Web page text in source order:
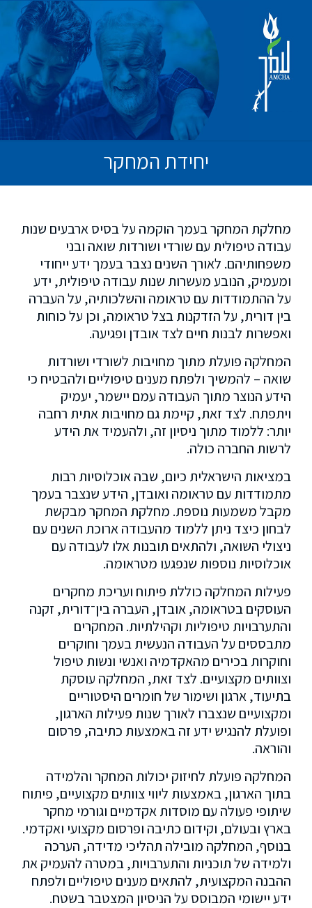
יחידת המחקר
מחלקת המחקר בעמך הוקמה על בסיס ארבעים שנות
עבודה טיפולית עם שורדי ושורדות שואה ובני
משפחותיהם. לאורך השנים נצבר בעמך ידע ייחודי
ומעמיק, הנובע מעשרות שנות עבודה טיפולית, ידע
על ההתמודדות עם טראומה והשלכותיה, על העברה
בין דורית, על הזדקנות בצל טראומה, וכן על כוחות
ואפשרות לבנות חיים לצד אובדן ופגיעה.
המחלקה פועלת מתוך מחויבות לשורדי ושורדות
שואה – להמשיך ולפתח מענים טיפוליים ולהבטיח כי
הידע הנוצר מתוך העבודה עמם יישמר, יעמיק
ויתפתח. לצד זאת, קיימת גם מחויבות אתית רחבה
יותר: ללמוד מתוך ניסיון זה, ולהעמיד את הידע
לרשות החברה כולה.
במציאות הישראלית כיום, שבה אוכלוסיות רבות
מתמודדות עם טראומה ואובדן, הידע שנצבר בעמך
מקבל משמעות נוספת. מחלקת המחקר מבקשת
לבחון כיצד ניתן ללמוד מהעבודה ארוכת השנים עם
ניצולי השואה, ולהתאים תובנות אלו לעבודה עם
אוכלוסיות נוספות שנפגעו מטראומה.
פעילות המחלקה כוללת פיתוח ועריכת מחקרים
העוסקים בטראומה, אובדן, העברה בין־דורית, זקנה
והתערבויות טיפוליות וקהילתיות. המחקרים
מתבססים על העבודה הנעשית בעמך וחוקרים
וחוקרות בכירים מהאקדמיה ואנשי ונשות טיפול
וצוותים מקצועיים. לצד זאת, המחלקה עוסקת
בתיעוד, ארגון ושימור של חומרים היסטוריים
ומקצועיים שנצברו לאורך שנות פעילות הארגון,
ופועלת להנגיש ידע זה באמצעות כתיבה, פרסום
והוראה.
המחלקה פועלת לחיזוק יכולות המחקר והלמידה
בתוך הארגון, באמצעות ליווי צוותים מקצועיים, פיתוח
שיתופי פעולה עם מוסדות אקדמיים וגורמי מחקר
בארץ ובעולם, וקידום כתיבה ופרסום מקצועי ואקדמי.
בנוסף, המחלקה מובילה תהליכי מדידה, הערכה
ולמידה של תוכניות והתערבויות, במטרה להעמיק את
ההבנה המקצועית, להתאים מענים טיפוליים ולפתח
ידע יישומי המבוסס על הניסיון המצטבר בשטח.